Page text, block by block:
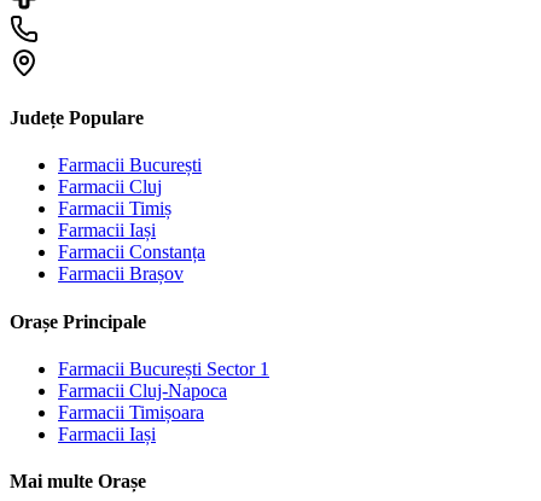
Județe Populare
Farmacii București
Farmacii Cluj
Farmacii Timiș
Farmacii Iași
Farmacii Constanța
Farmacii Brașov
Orașe Principale
Farmacii București Sector 1
Farmacii Cluj-Napoca
Farmacii Timișoara
Farmacii Iași
Mai multe Orașe